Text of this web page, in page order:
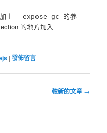
上 --expose-gc 的參
的地方加入
|發佈留言
較新的文章 →